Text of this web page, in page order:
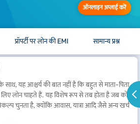
ऑनलाइन अप्लाई करें
प्रॉपर्टी पर लोन की EMI सामान्य प्रश्न
साथ, यह आश्चर्य की बात नहीं है कि बहुत से माता-पिता
लोन चाहते हैं. यह विशेष रूप से तब होता है जब कोई
चुनता है, क्योंकि आवास, यात्रा आदि जैसे अन्य खर्च